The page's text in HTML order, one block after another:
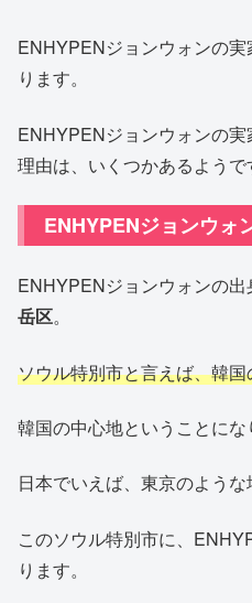
ENHYPENジョンウォンの
ります。
ENHYPENジョンウォンの
理由は、いくつかあるようで
ENHYPENジョンウォ
ENHYPENジョンウォンの出
岳区。
ソウル特別市と言えば、韓
韓国の中心地ということにな
日本でいえば、東京のような
このソウル特別市に、
ります。